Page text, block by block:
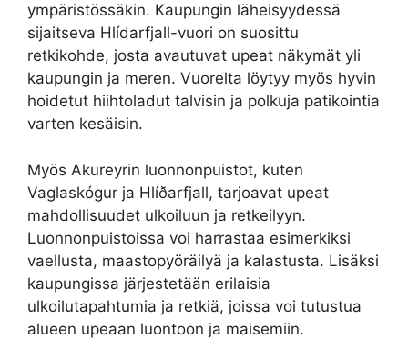
ympäristössäkin. Kaupungin läheisyydessä
sijaitseva Hlídarfjall-vuori on suosittu
retkikohde, josta avautuvat upeat näkymät yli
kaupungin ja meren. Vuorelta löytyy myös hyvin
hoidetut hiihtoladut talvisin ja polkuja patikointia
varten kesäisin.
Myös Akureyrin luonnonpuistot, kuten
Vaglaskógur ja Hlíðarfjall, tarjoavat upeat
mahdollisuudet ulkoiluun ja retkeilyyn.
Luonnonpuistoissa voi harrastaa esimerkiksi
vaellusta, maastopyöräilyä ja kalastusta. Lisäksi
kaupungissa järjestetään erilaisia
ulkoilutapahtumia ja retkiä, joissa voi tutustua
alueen upeaan luontoon ja maisemiin.